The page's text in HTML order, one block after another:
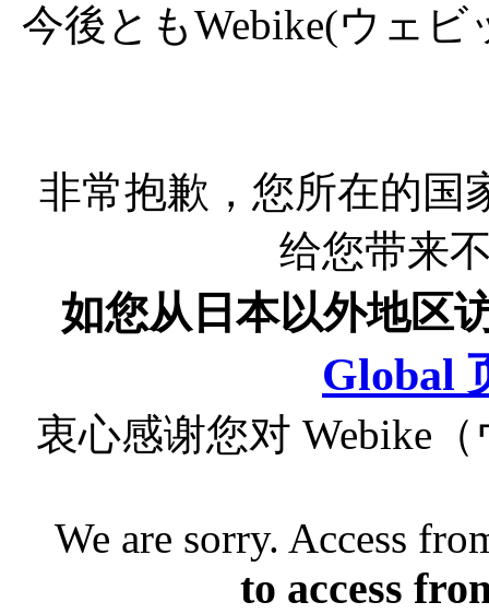
今後ともWebike(ウェ
非常抱歉，您所在的国
给您带来
如您从日本以外地区
Global
衷心感谢您对 Webike
We are sorry. Access
to access